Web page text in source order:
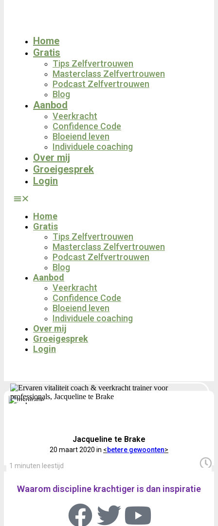
Home
Gratis
Tips Zelfvertrouwen
Masterclass Zelfvertrouwen
Podcast Zelfvertrouwen
Blog
Aanbod
Veerkracht
Confidence Code
Bloeiend leven
Individuele coaching
Over mij
Groeigesprek
Login
Home
Gratis
Tips Zelfvertrouwen
Masterclass Zelfvertrouwen
Podcast Zelfvertrouwen
Blog
Aanbod
Veerkracht
Confidence Code
Bloeiend leven
Individuele coaching
Over mij
Groeigesprek
Login
Jacqueline te Brake
20 maart 2020 in <betere gewoonten>
1 minuten leestijd
Waarom discipline krachtiger is dan inspiratie